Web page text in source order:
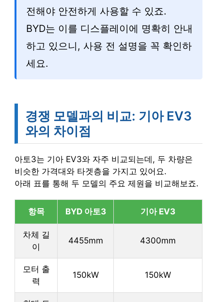
전해야 안전하게 사용할 수 있죠.
BYD는 이를 디스플레이에 명확히 안내
하고 있으니, 사용 전 설명을 꼭 확인하
세요.
경쟁 모델과의 비교: 기아 EV3
와의 차이점
아토3는 기아 EV3와 자주 비교되는데, 두 차량은
비슷한 가격대와 타겟층을 가지고 있어요.
아래 표를 통해 두 모델의 주요 제원을 비교해보죠.
항목 BYD 아토3 기아 EV3
차체 길
이
4455mm 4300mm
모터 출
력
150kW 150kW